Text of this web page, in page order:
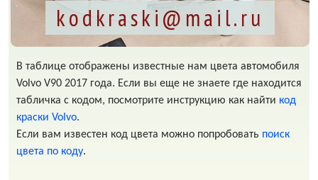
kodkraski@mail.ru
В таблице отображены известные нам цвета автомобиля
Volvo V90 2017 года. Если вы еще не знаете где находится
табличка с кодом, посмотрите инструкцию как найти код
краски Volvo.
Если вам известен код цвета можно попробовать поиск
цвета по коду.